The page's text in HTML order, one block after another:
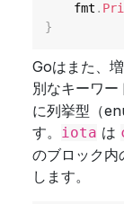
	fmt
.
}
Goはまた、
別なキーワー
に列挙型（
す。 iota は
のブロック内
します。